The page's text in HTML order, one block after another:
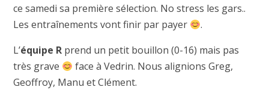
ce samedi sa première sélection. No stress les gars..
Les entraînements vont finir par payer
.
L’équipe Rprend un petit bouillon (0-16) mais pas
très grave
face à Vedrin. Nous alignions Greg,
Geoffroy, Manu et Clément.